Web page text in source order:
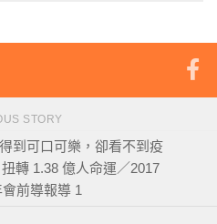
STORY
到可口可樂，卻看不到疫
轉 1.38 億人命運／2017
前導報導 1